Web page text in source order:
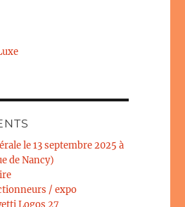
le 13 septembre 2025 à
de Nancy)
/ expo
Logos 27